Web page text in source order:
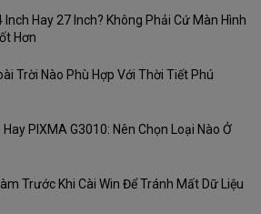
Inch Hay 27 Inch? Không Phải Cứ Màn Hình
Hơn
Trời Nào Phù Hợp Với Thời Tiết Phú
PIXMA G3010: Nên Chọn Loại Nào Ở
Trước Khi Cài Win Để Tránh Mất Dữ Liệu